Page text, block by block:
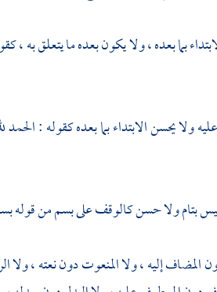
بما بعده ، ولا يكون بعده ما يتعلق به ،
بتام ولا حسن كالوقف على بسم من قوله
المضاف إليه ، ولا المنعوت دون نعته ،